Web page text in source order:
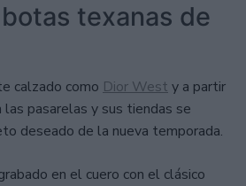
texanas de
calzado como Dior West y a partir
las pasarelas y sus tiendas se
deseado de la nueva temporada.
en el cuero con el clásico